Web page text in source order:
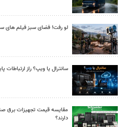
لو رفت! فضای سبز فیلم های
سانترال یا ویپ؟ راز ارتباطات
مقایسه قیمت تجهیزات برق
دارند؟